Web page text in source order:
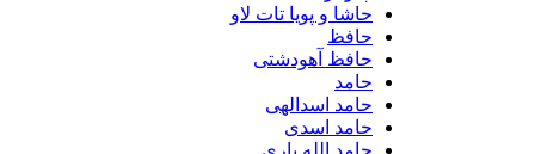
حاشا و پویا تات لاو
حافظ آهودشتی
حامد اسدالهی
حامد اسدی
حامد الله یاری